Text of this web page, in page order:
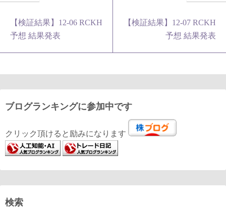
【検証結果】12-06 RCKH
予想 結果発表
【検証結果】12-07 RCKH
予想 結果発表
ブログランキングに参加中です
クリック頂けると励みになります
検索